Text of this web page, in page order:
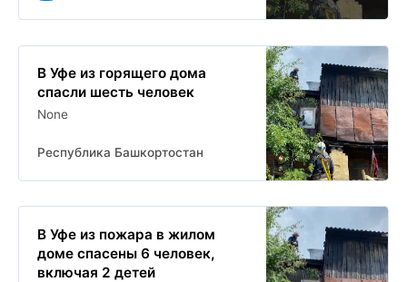
В Уфе из горящего дома
спасли шесть человек
None
Республика Башкортостан
В Уфе из пожара в жилом
доме спасены 6 человек,
включая 2 детей